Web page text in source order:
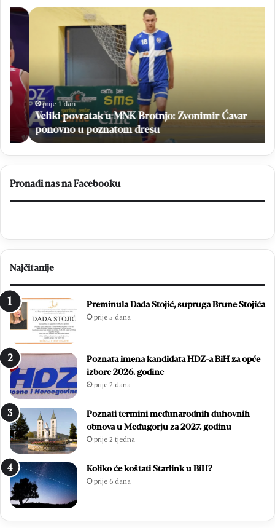
Veliki
u
MNK
Brotnjo:
Zvonimir
Ćavar
ponovno
poznatom
dresu
prije 1 dan
Veliki povratak u MNK Brotnjo: Zvonimir Ćavar
ponovno u poznatom dresu
Pronađi nas na Facebooku
Najčitanije
Preminula Dada Stojić, supruga Brune Stojića
prije 5 dana
Poznata imena kandidata HDZ-a BiH za opće
izbore 2026. godine
prije 2 dana
Poznati termini međunarodnih duhovnih
obnova u Međugorju za 2027. godinu
prije 2 tjedna
Koliko će koštati Starlink u BiH?
prije 6 dana